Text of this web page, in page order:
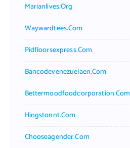
Marianlives.org
Waywardtees.com
Pidfloorsexpress.com
Bancodevenezuelaen.com
Bettermoodfoodcorporation.com
Hingstonnt.com
Chooseagender.com